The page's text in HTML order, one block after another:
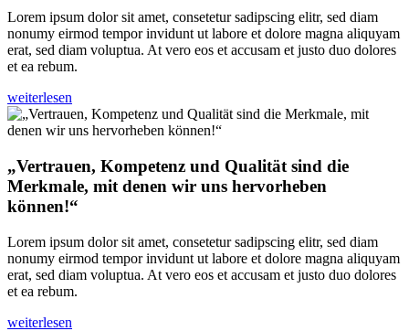
Lorem ipsum dolor sit amet, consetetur sadipscing elitr, sed diam
nonumy eirmod tempor invidunt ut labore et dolore magna aliquyam
erat, sed diam voluptua. At vero eos et accusam et justo duo dolores
et ea rebum.
weiterlesen
„Vertrauen, Kompetenz und Qualität sind die
Merkmale, mit denen wir uns hervorheben
können!“
Lorem ipsum dolor sit amet, consetetur sadipscing elitr, sed diam
nonumy eirmod tempor invidunt ut labore et dolore magna aliquyam
erat, sed diam voluptua. At vero eos et accusam et justo duo dolores
et ea rebum.
weiterlesen